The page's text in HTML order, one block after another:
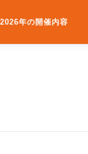
2026年の開催内容